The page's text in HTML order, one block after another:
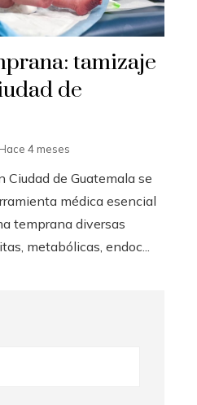
tamizaje
de
Hace 4 meses
Ciudad de Guatemala se
médica esencial
temprana diversas
metabólicas, endoc...